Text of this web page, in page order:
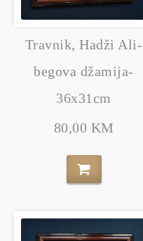
Travnik, Hadži Ali-
begova džamija-
36x31cm
80,00 KM